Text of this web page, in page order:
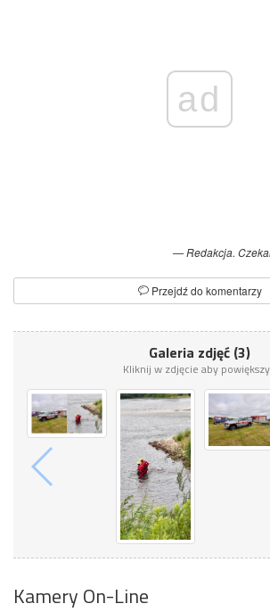
ad
Redakcja.
Przejdź do komentarzy
Galeria zdjęć (3)
Kliknij w zdjęcie aby
Kamery On-Line